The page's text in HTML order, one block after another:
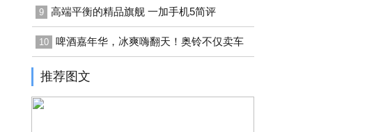
9 高端平衡的精品旗舰 一加手机5简评
10 啤酒嘉年华，冰爽嗨翻天！奥铃不仅卖车
推荐图文